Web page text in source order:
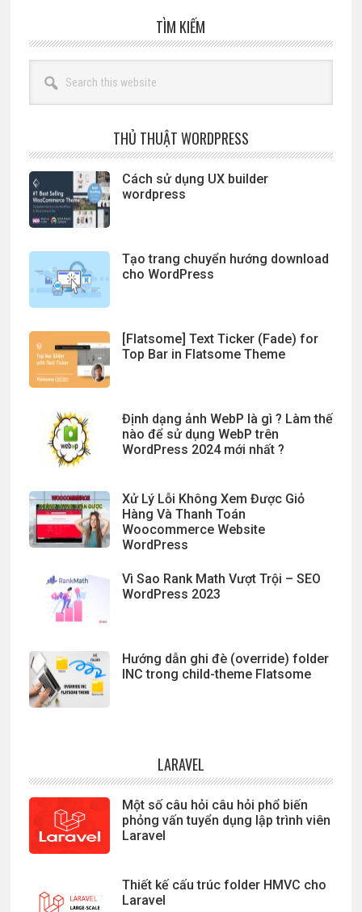
TÌM KIẾM
this
website
THỦ THUẬT WORDPRESS
Cách sử dụng UX builder
wordpress
Tạo trang chuyển hướng download
cho WordPress
[Flatsome] Text Ticker (Fade) for
Top Bar in Flatsome Theme
Định dạng ảnh WebP là gì ? Làm thế
nào để sử dụng WebP trên
WordPress 2024 mới nhất ?
Xử Lý Lỗi Không Xem Được Giỏ
Hàng Và Thanh Toán
Woocommerce Website
WordPress
Vì Sao Rank Math Vượt Trội – SEO
WordPress 2023
Hướng dẫn ghi đè (override) folder
INC trong child-theme Flatsome
LARAVEL
Một số câu hỏi câu hỏi phổ biến
phỏng vấn tuyển dụng lập trình viên
Laravel
Thiết kế cấu trúc folder HMVC cho
Laravel